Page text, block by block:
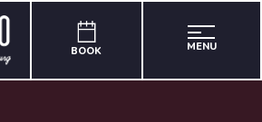
BOOK MENU